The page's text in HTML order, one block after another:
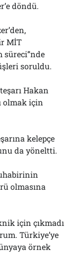
döndü.
MİT
süreci”nde
soruldu.
Hakan
olmak için
kelepçe
da yöneltti.
olmasına
için çıkmadı
Türkiye’ye
örnek